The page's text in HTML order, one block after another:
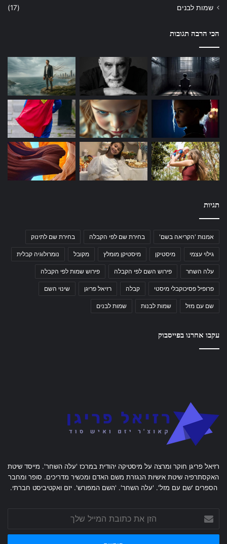
שמות לבנים
(17)
הכי הרבה תגובות
תגיות
אמנות 'הקריאה בשם' בחירת שם לפי הקבלה בחירת שם לתינוק
גילוי עצמי מיסטיקן מיסטיקן מומלץ מקובל נומרולוגיה קבלית
עלה השחר פירוש השם לפי הקבלה פירוש שמות לפי הקבלה
פרופיל פסיכוקבלי מיסטי קבלה רזיאל פריגן שינוי השם
שם עם מזל שמות לבנות שמות לבנים
עקבו אחרנו בפייסבוק
רזיאל פריגן חוקר ומרצה על מיסטיקה יהודית במרכז 'עלה השחר'. מייסד שיטת
האקסתרפיה שיטת אישיות הנגזרת משם האדם ומכשיר מדריכים. סופר ומחבר
הספרים 'שם עם מזל'. 'עלה השחר'. 'השם המפורש'. יזם ואקטיביסט חברתי.
את
כתובת